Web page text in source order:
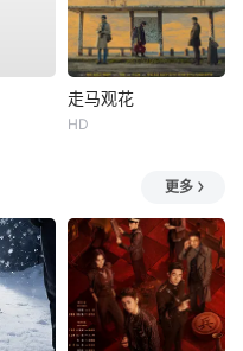
走马观花
HD
更多